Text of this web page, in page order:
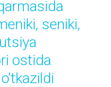
seniki,
ostida